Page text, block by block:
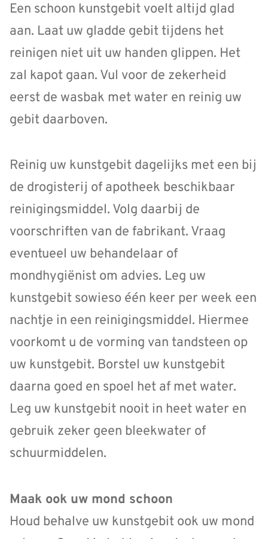
Een schoon kunstgebit voelt altijd glad
aan. Laat uw gladde gebit tijdens het
reinigen niet uit uw handen glippen. Het
zal kapot gaan. Vul voor de zekerheid
eerst de wasbak met water en reinig uw
gebit daarboven.
Reinig uw kunstgebit dagelijks met een bij
de drogisterij of apotheek beschikbaar
reinigingsmiddel. Volg daarbij de
voorschriften van de fabrikant. Vraag
eventueel uw behandelaar of
mondhygiënist om advies. Leg uw
kunstgebit sowieso één keer per week een
nachtje in een reinigingsmiddel. Hiermee
voorkomt u de vorming van tandsteen op
uw kunstgebit. Borstel uw kunstgebit
daarna goed en spoel het af met water.
Leg uw kunstgebit nooit in heet water en
gebruik zeker geen bleekwater of
schuurmiddelen.
Maak ook uw mond schoon
Houd behalve uw kunstgebit ook uw mond